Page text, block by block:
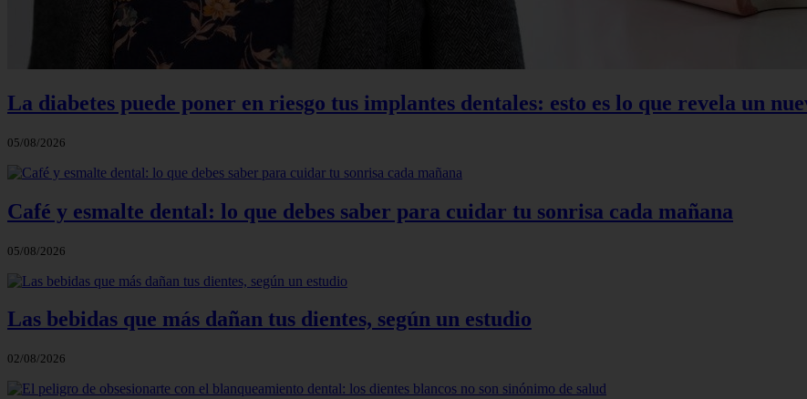
La diabetes puede poner en riesgo tus implantes dentales: esto es lo que revela un
05/08/2026
Café y esmalte dental: lo que debes saber para cuidar tu sonrisa cada mañana
05/08/2026
Las bebidas que más dañan tus dientes, según un estudio
02/08/2026